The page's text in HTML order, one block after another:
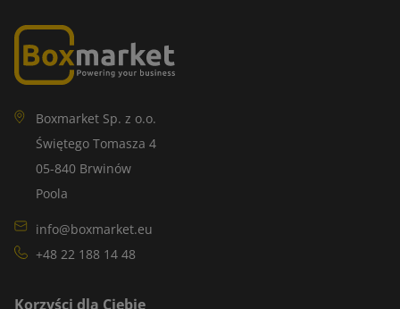
Boxmarket Sp. z o.o.
Świętego Tomasza 4
05-840 Brwinów
Poola
info@boxmarket.eu
+48 22 188 14 48
Korzyści dla Ciebie